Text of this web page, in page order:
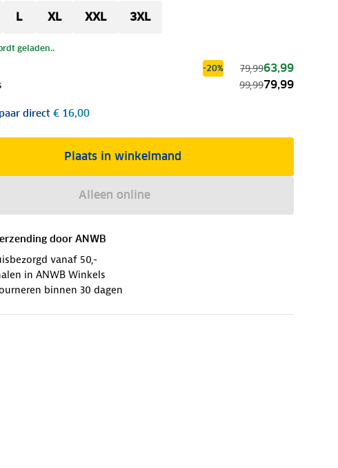
L XL XXL 3XL
geladen..
-20% 79,9963,99
99,9979,99
direct€ 16,00
Plaats in winkelmand
Alleen online
door ANWB
vanaf 50,-
in ANWB Winkels
binnen 30 dagen